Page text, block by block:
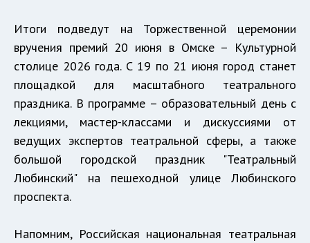
Итоги подведут на Торжественной церемонии
вручения премий 20 июня в Омске – Культурной
столице 2026 года. С 19 по 21 июня город станет
площадкой для масштабного театрального
праздника. В программе – образовательный день с
лекциями, мастер-классами и дискуссиями от
ведущих экспертов театральной сферы, а также
большой городской праздник "Театральный
Любинский" на пешеходной улице Любинского
проспекта.
Напомним, Российская национальная театральная